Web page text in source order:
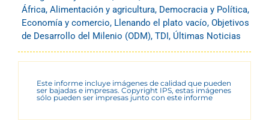
África, Alimentación y agricultura, Democracia y Política,
Economía y comercio, Llenando el plato vacío, Objetivos
de Desarrollo del Milenio (ODM), TDI , Últimas Noticias
Este informe incluye imágenes de calidad que pueden
ser bajadas e impresas. Copyright IPS, estas imágenes
sólo pueden ser impresas junto con este informe